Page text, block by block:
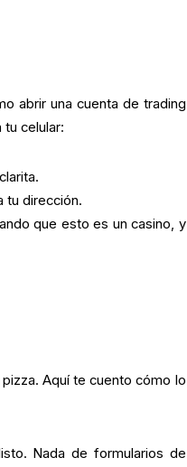
abrir una cuenta de trading
celular:
tu dirección.
que esto es un casino, y
Aquí te cuento cómo lo
Nada de formularios de